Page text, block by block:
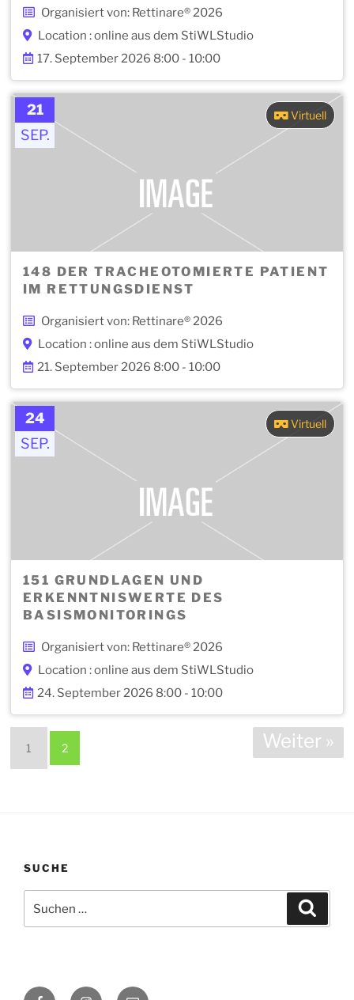
Organisiert von: Rettinare® 2026
Location : online aus dem StiWLStudio
17. September 2026 8:00 - 10:00
21
SEP.
Virtuell
148 DER TRACHEOTOMIERTE PATIENT
IM RETTUNGSDIENST
Organisiert von: Rettinare® 2026
Location : online aus dem StiWLStudio
21. September 2026 8:00 - 10:00
24
SEP.
Virtuell
151 GRUNDLAGEN UND
ERKENNTNISWERTE DES
BASISMONITORINGS
Organisiert von: Rettinare® 2026
Location : online aus dem StiWLStudio
24. September 2026 8:00 - 10:00
1 2 Weiter »
SUCHE
nach:
FacebookInstagram
E-